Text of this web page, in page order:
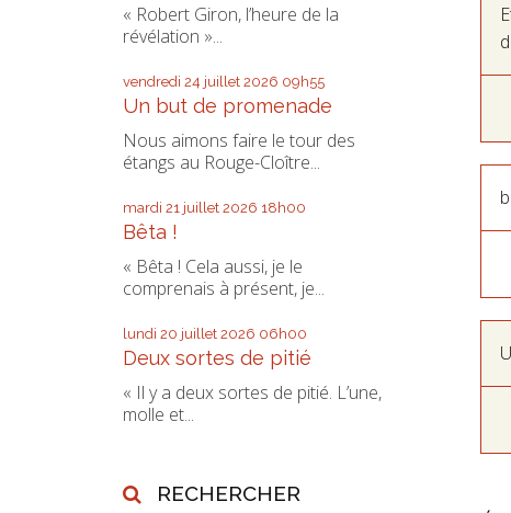
« Robert Giron, l’heure de la
révélation »...
vendredi 24 juillet 2026 09h55
Un but de promenade
Nous aimons faire le tour des
étangs au Rouge-Cloître...
mardi 21 juillet 2026 18h00
Bêta !
« Bêta ! Cela aussi, je le
comprenais à présent, je...
lundi 20 juillet 2026 06h00
Deux sortes de pitié
« Il y a deux sortes de pitié. L’une,
molle et...
RECHERCHER